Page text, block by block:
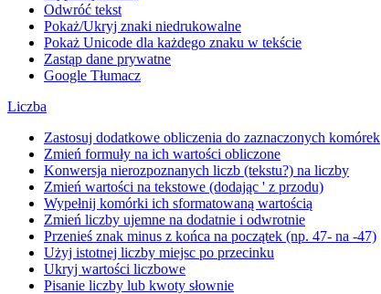
Odwróć tekst
Pokaż/Ukryj znaki niedrukowalne
Pokaż Unicode dla każdego znaku w tekście
Zastąp dane prywatne
Google Tłumacz
Liczba
Zastosuj dodatkowe obliczenia do zaznaczonych komórek
Zmień formuły na ich wartości obliczone
Konwersja nierozpoznanych liczb (tekstu?) na liczby
Zmień wartości na tekstowe (dodając ' z przodu)
Wypełnij komórki ich sformatowaną wartością
Zmień liczby ujemne na dodatnie i odwrotnie
Przenieś znak minus z końca na początek (np. 47- na -47)
Użyj istotnej liczby miejsc po przecinku
Ukryj wartości liczbowe
Pisanie liczby lub kwoty słownie